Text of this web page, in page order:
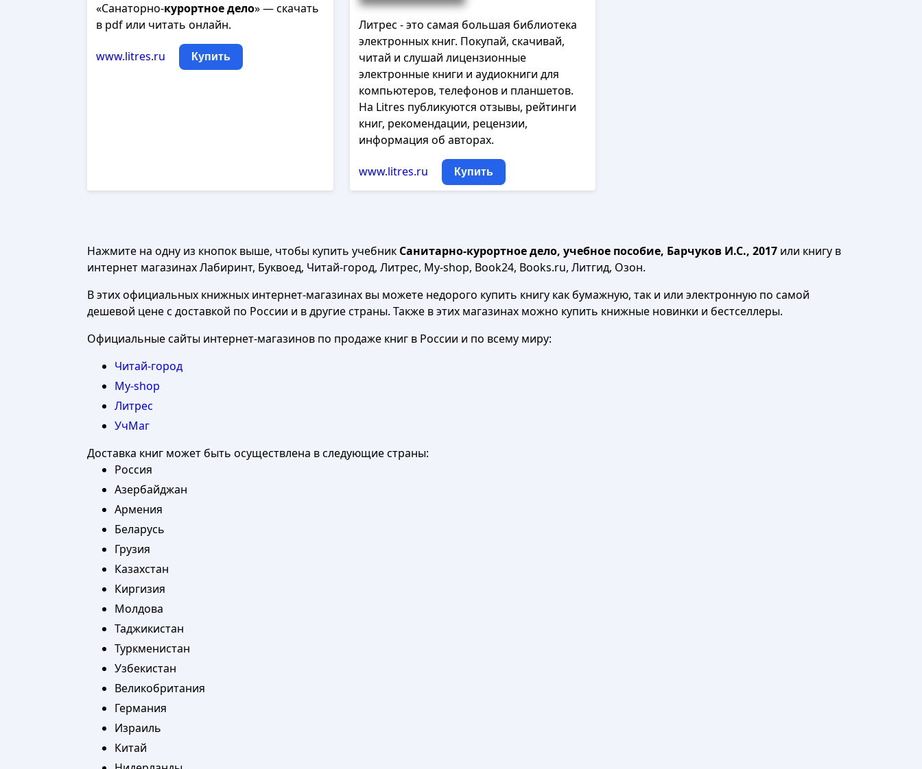
«Санаторно-курортноедело» — скачать
в pdf или читать онлайн.
www.litres.ru Купить
Литрес - это самая большая библиотека
электронных книг. Покупай, скачивай,
читай и слушай лицензионные
электронные книги и аудиокниги для
компьютеров, телефонов и планшетов.
На Litres публикуются отзывы, рейтинги
книг, рекомендации, рецензии,
информация об авторах.
www.litres.ru Купить
Нажмите на одну из кнопок выше, чтобы купить учебник Санитарно-курортное дело, учебное пособие, Барчуков И.С., 2017 или книгу в
интернет магазинах Лабиринт, Буквоед, Читай-город, Литрес, My-shop, Book24, Books.ru, Литгид, Озон.
В этих официальных книжных интернет-магазинах вы можете недорого купить книгу как бумажную, так и или электронную по самой
дешевой цене с доставкой по России и в другие страны. Также в этих магазинах можно купить книжные новинки и бестселлеры.
Официальные сайты интернет-магазинов по продаже книг в России и по всему миру:
Читай-город
My-shop
Литрес
УчМаг
Доставка книг может быть осуществлена в следующие страны:
Россия
Азербайджан
Армения
Беларусь
Грузия
Казахстан
Киргизия
Молдова
Таджикистан
Туркменистан
Узбекистан
Великобритания
Германия
Израиль
Китай